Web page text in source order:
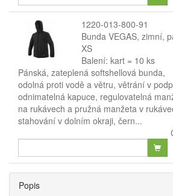
1220-013-800-91
Bunda VEGAS, zimní,
XS
Balení: kart = 10 ks
Pánská, zateplená softshellová bunda,
odolná proti vodě a větru, větrání v
odnimatelná kapuce, regulovatelná
na rukávech a pružná manžeta v
stahování v dolním okraji, čern...
Popis